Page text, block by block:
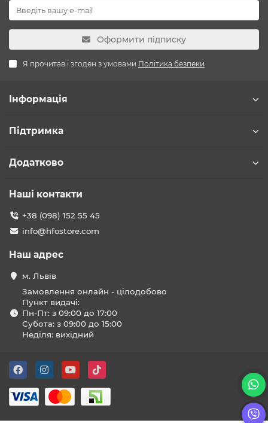
Оформити підписку
Я прочитав і згоден з умовами Політика безпеки
Інформація
Підтримка
Додатково
Наші контакти
+38 (098) 152 55 45
info@hfostore.com
Наш адрес
м. Львів
Замовлення онлайн - цілодобово
Пункт видачі:
Пн-Пт: з 09:00 до 17:00
Субота: з 09:00 до 15:00
Неділя: вихідний